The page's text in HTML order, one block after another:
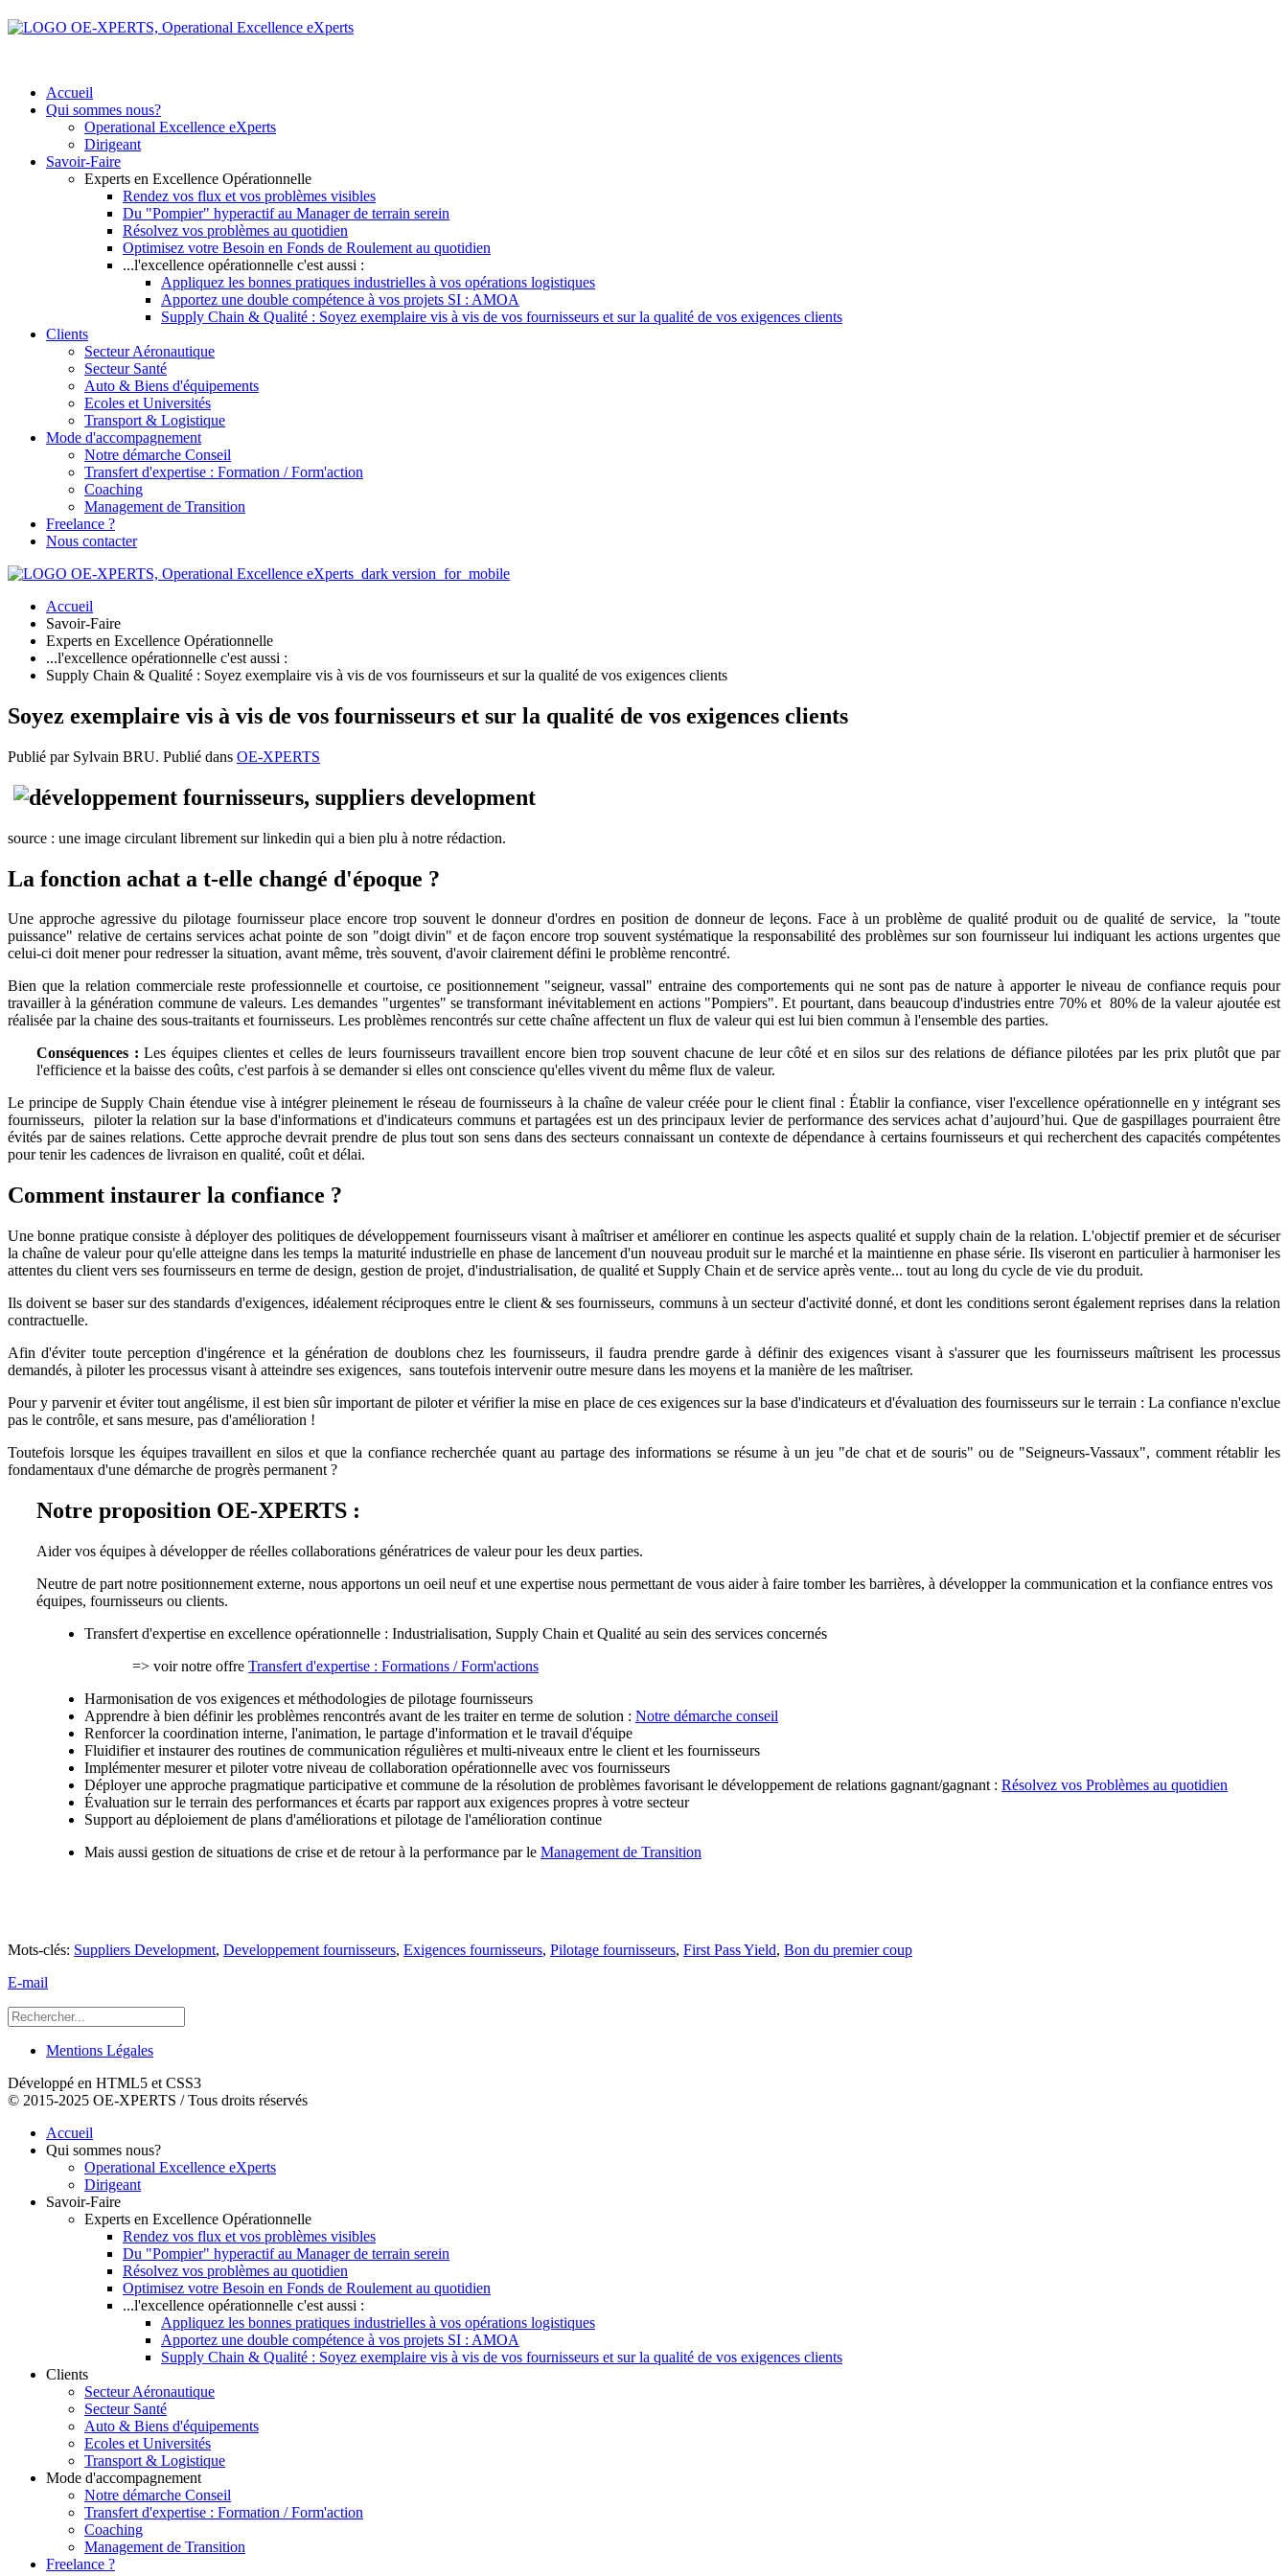
Accueil
Qui sommes nous?
Operational Excellence eXperts
Dirigeant
Savoir-Faire
Experts en Excellence Opérationnelle
Rendez vos flux et vos problèmes visibles
Du "Pompier" hyperactif au Manager de terrain serein
Résolvez vos problèmes au quotidien
Optimisez votre Besoin en Fonds de Roulement au quotidien
...l'excellence opérationnelle c'est aussi :
Appliquez les bonnes pratiques industrielles à vos opérations logistiques
Apportez une double compétence à vos projets SI : AMOA
Supply Chain & Qualité : Soyez exemplaire vis à vis de vos fournisseurs et sur la qualité de vos exigences clients
Clients
Secteur Aéronautique
Secteur Santé
Auto & Biens d'équipements
Ecoles et Universités
Transport & Logistique
Mode d'accompagnement
Notre démarche Conseil
Transfert d'expertise : Formation / Form'action
Coaching
Management de Transition
Freelance ?
Nous contacter
Accueil
Savoir-Faire
Experts en Excellence Opérationnelle
...l'excellence opérationnelle c'est aussi :
Supply Chain & Qualité : Soyez exemplaire vis à vis de vos fournisseurs et sur la qualité de vos exigences clients
Soyez exemplaire vis à vis de vos fournisseurs et sur la qualité de vos exigences clients
Publié par Sylvain BRU. Publié dans OE-XPERTS
source : une image circulant librement sur linkedin qui a bien plu à notre rédaction.
La fonction achat a t-elle changé d'époque ?
Une approche agressive du pilotage fournisseur place encore trop souvent le donneur d'ordres en position de donneur de leçons. Face à un problème de qualité produit ou de qualité de service, la "toute
puissance" relative de certains services achat pointe de son "doigt divin" et de façon encore trop souvent systématique la responsabilité des problèmes sur son fournisseur lui indiquant les actions urgentes que
celui-ci doit mener pour redresser la situation, avant même, très souvent, d'avoir clairement défini le problème rencontré.
Bien que la relation commerciale reste professionnelle et courtoise, ce positionnement "seigneur, vassal" entraine des comportements qui ne sont pas de nature à apporter le niveau de confiance requis pour
travailler à la génération commune de valeurs. Les demandes "urgentes" se transformant inévitablement en actions "Pompiers". Et pourtant, dans beaucoup d'industries entre 70% et 80% de la valeur ajoutée est
réalisée par la chaine des sous-traitants et fournisseurs. Les problèmes rencontrés sur cette chaîne affectent un flux de valeur qui est lui bien commun à l'ensemble des parties.
Conséquences : Les équipes clientes et celles de leurs fournisseurs travaillent encore bien trop souvent chacune de leur côté et en silos sur des relations de défiance pilotées par les prix plutôt que par
l'efficience et la baisse des coûts, c'est parfois à se demander si elles ont conscience qu'elles vivent du même flux de valeur.
Le principe de Supply Chain étendue vise à intégrer pleinement le réseau de fournisseurs à la chaîne de valeur créée pour le client final : Établir la confiance, viser l'excellence opérationnelle en y intégrant ses
fournisseurs, piloter la relation sur la base d'informations et d'indicateurs communs et partagées est un des principaux levier de performance des services achat d’aujourd’hui. Que de gaspillages pourraient être
évités par de saines relations. Cette approche devrait prendre de plus tout son sens dans des secteurs connaissant un contexte de dépendance à certains fournisseurs et qui recherchent des capacités compétentes
pour tenir les cadences de livraison en qualité, coût et délai.
Comment instaurer la confiance ?
Une bonne pratique consiste à déployer des politiques de développement fournisseurs visant à maîtriser et améliorer en continue les aspects qualité et supply chain de la relation. L'objectif premier et de sécuriser
la chaîne de valeur pour qu'elle atteigne dans les temps la maturité industrielle en phase de lancement d'un nouveau produit sur le marché et la maintienne en phase série. Ils viseront en particulier à harmoniser les
attentes du client vers ses fournisseurs en terme de design, gestion de projet, d'industrialisation, de qualité et Supply Chain et de service après vente... tout au long du cycle de vie du produit.
Ils doivent se baser sur des standards d'exigences, idéalement réciproques entre le client & ses fournisseurs, communs à un secteur d'activité donné, et dont les conditions seront également reprises dans la relation
contractuelle.
Afin d'éviter toute perception d'ingérence et la génération de doublons chez les fournisseurs, il faudra prendre garde à définir des exigences visant à s'assurer que les fournisseurs maîtrisent les processus
demandés, à piloter les processus visant à atteindre ses exigences, sans toutefois intervenir outre mesure dans les moyens et la manière de les maîtriser.
Pour y parvenir et éviter tout angélisme, il est bien sûr important de piloter et vérifier la mise en place de ces exigences sur la base d'indicateurs et d'évaluation des fournisseurs sur le terrain : La confiance n'exclue
pas le contrôle, et sans mesure, pas d'amélioration !
Toutefois lorsque les équipes travaillent en silos et que la confiance recherchée quant au partage des informations se résume à un jeu "de chat et de souris" ou de "Seigneurs-Vassaux", comment rétablir les
fondamentaux d'une démarche de progrès permanent ?
Notre proposition OE-XPERTS :
Aider vos équipes à développer de réelles collaborations génératrices de valeur pour les deux parties.
Neutre de part notre positionnement externe, nous apportons un oeil neuf et une expertise nous permettant de vous aider à faire tomber les barrières, à développer la communication et la confiance entres vos
équipes, fournisseurs ou clients.
Transfert d'expertise en excellence opérationnelle : Industrialisation, Supply Chain et Qualité au sein des services concernés
=> voir notre offre Transfert d'expertise : Formations / Form'actions
Harmonisation de vos exigences et méthodologies de pilotage fournisseurs
Apprendre à bien définir les problèmes rencontrés avant de les traiter en terme de solution : Notre démarche conseil
Renforcer la coordination interne, l'animation, le partage d'information et le travail d'équipe
Fluidifier et instaurer des routines de communication régulières et multi-niveaux entre le client et les fournisseurs
Implémenter mesurer et piloter votre niveau de collaboration opérationnelle avec vos fournisseurs
Déployer une approche pragmatique participative et commune de la résolution de problèmes favorisant le développement de relations gagnant/gagnant : Résolvez vos Problèmes au quotidien
Évaluation sur le terrain des performances et écarts par rapport aux exigences propres à votre secteur
Support au déploiement de plans d'améliorations et pilotage de l'amélioration continue
Mais aussi gestion de situations de crise et de retour à la performance par le Management de Transition
Mots-clés: Suppliers Development, Developpement fournisseurs, Exigences fournisseurs, Pilotage fournisseurs, First Pass Yield, Bon du premier coup
E-mail
Mentions Légales
Développé en HTML5 et CSS3
© 2015-2025 OE-XPERTS / Tous droits réservés
Accueil
Qui sommes nous?
Operational Excellence eXperts
Dirigeant
Savoir-Faire
Experts en Excellence Opérationnelle
Rendez vos flux et vos problèmes visibles
Du "Pompier" hyperactif au Manager de terrain serein
Résolvez vos problèmes au quotidien
Optimisez votre Besoin en Fonds de Roulement au quotidien
...l'excellence opérationnelle c'est aussi :
Appliquez les bonnes pratiques industrielles à vos opérations logistiques
Apportez une double compétence à vos projets SI : AMOA
Supply Chain & Qualité : Soyez exemplaire vis à vis de vos fournisseurs et sur la qualité de vos exigences clients
Clients
Secteur Aéronautique
Secteur Santé
Auto & Biens d'équipements
Ecoles et Universités
Transport & Logistique
Mode d'accompagnement
Notre démarche Conseil
Transfert d'expertise : Formation / Form'action
Coaching
Management de Transition
Freelance ?